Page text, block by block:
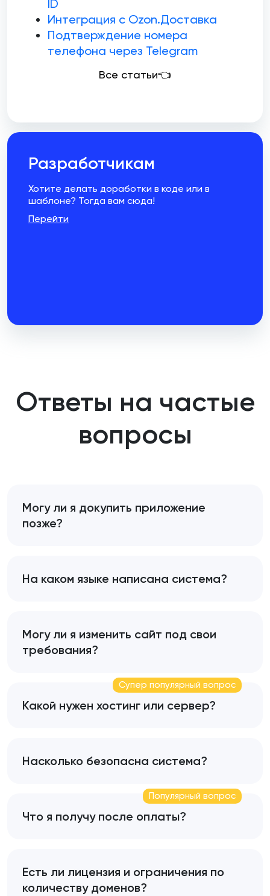
ID
Интеграция с Ozon.Доставка
Подтверждение номера
телефона через Telegram
Все статьи👈
Разработчикам
Хотите делать доработки в коде или в
шаблоне? Тогда вам сюда!
Перейти
Ответы на частые
вопросы
Могу ли я докупить приложение
позже?
На каком языке написана система?
Могу ли я изменить сайт под свои
требования?
Супер популярный вопрос
Какой нужен хостинг или сервер?
Насколько безопасна система?
Популярный вопрос
Что я получу после оплаты?
Есть ли лицензия и ограничения по
количеству доменов?